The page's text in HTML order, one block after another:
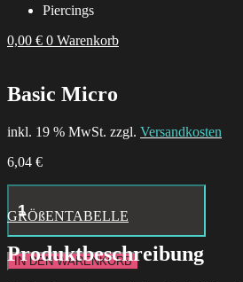
Piercings
0,00 € 0 Warenkorb
Basic Micro
inkl. 19 % MwSt. zzgl. Versandkosten
6,04 €
Little
Moth
Hoops
Menge
IN DEN WARENKORB
GRÖßENTABELLE
Produktbeschreibung